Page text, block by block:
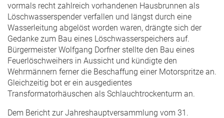
vormals recht zahlreich vorhandenen Hausbrunnen als
Löschwasserspender verfallen und längst durch eine
Wasserleitung abgelöst worden waren, drängte sich der
Gedanke zum Bau eines Löschwasserspeichers auf.
Bürgermeister Wolfgang Dorfner stellte den Bau eines
Feuerlöschweihers in Aussicht und kündigte den
Wehrmännern ferner die Beschaffung einer Motorspritze an.
Gleichzeitig bot er ein ausgedientes
Transformatorhäuschen als Schlauchtrockenturm an.
Dem Bericht zur Jahreshauptversammlung vom 31.